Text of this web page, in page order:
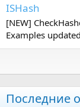
ISHash
[NEW]
Examples
Последние